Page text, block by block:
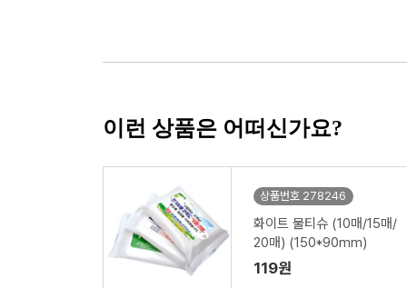
이런 상품은 어떠신가요?
상품번호 278246
화이트 물티슈 (10매/15매/
20매) (150*90mm)
119원